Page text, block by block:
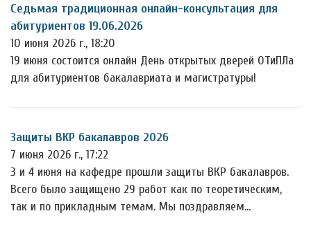
Седьмая традиционная онлайн-консультация для
абитуриентов 19.06.2026
10 июня 2026 г., 18:20
19 июня состоится онлайн День открытых дверей ОТиПЛа
для абитуриентов бакалавриата и магистратуры!
Защиты ВКР бакалавров 2026
7 июня 2026 г., 17:22
3 и 4 июня на кафедре прошли защиты ВКР бакалавров.
Всего было защищено 29 работ как по теоретическим,
так и по прикладным темам. Мы поздравляем…